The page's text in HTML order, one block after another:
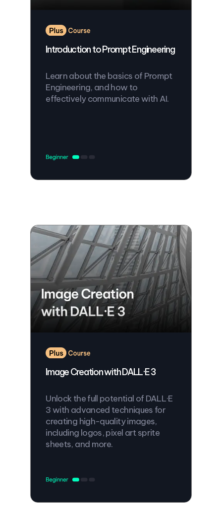
Introduction to Prompt Engineering
Learn about the basics of Prompt
Engineering, and how to
effectively communicate with AI.
Image Creation with DALL·E 3
Unlock the full potential of DALL·E
3 with advanced techniques for
creating high-quality images,
including logos, pixel art sprite
sheets, and more.